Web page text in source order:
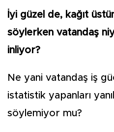
İyi güzel de, kağıt
söylerken vatandaş
inliyor?
Ne yani vatandaş iş
istatistik yapanları
söylemiyor mu?